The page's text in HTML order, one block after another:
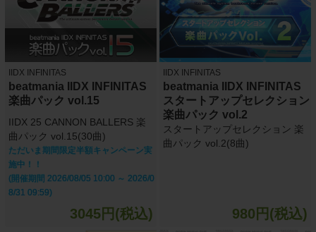
IIDX INFINITAS
beatmania IIDX INFINITAS
楽曲パック vol.15
IIDX 25 CANNON BALLERS 楽
曲パック vol.15(30曲)
ただいま期間限定半額キャンペーン実
施中！！
(開催期間 2026/08/05 10:00 ～ 2026/0
8/31 09:59)
3045円(税込)
IIDX INFINITAS
beatmania IIDX INFINITAS
スタートアップセレクション
楽曲パック vol.2
スタートアップセレクション 楽
曲パック vol.2(8曲)
980円(税込)